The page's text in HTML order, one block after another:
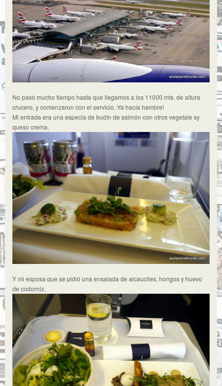
No pasó mucho tiempo hasta que llegamos a los 11000 mts. de altura
crucero, y comenzaron con el servicio. Ya hacía hambre!
Mi entrada era una especia de budín de salmón con otros vegetale sy
queso crema.
Y mi esposa que se pidió una ensalada de alcauciles, hongos y huevo
de codorniz.